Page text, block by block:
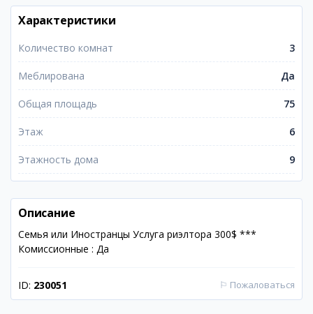
Характеристики
Количество комнат 3
Меблирована Да
Общая площадь 75
Этаж 6
Этажность дома 9
Описание
Семья или Иностранцы Услуга риэлтора 300$ ***
Комиссионные : Да
ID: 230051 ⚐ Пожаловаться